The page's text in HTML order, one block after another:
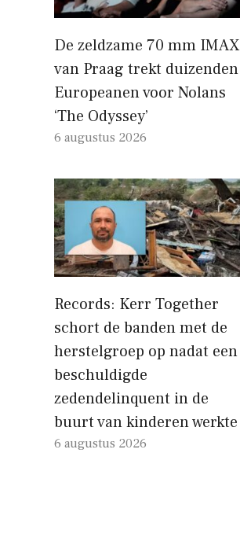
De zeldzame 70 mm IMAX
van Praag trekt duizenden
Europeanen voor Nolans
‘The Odyssey’
6 augustus 2026
Records: Kerr Together
schort de banden met de
herstelgroep op nadat een
beschuldigde
zedendelinquent in de
buurt van kinderen werkte
6 augustus 2026